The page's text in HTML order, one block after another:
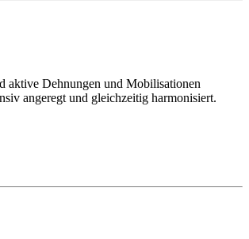
aktive Dehnungen und Mobilisationen
angeregt und gleichzeitig harmonisiert.